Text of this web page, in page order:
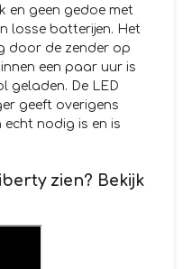
en geen gedoe met
losse batterijen. Het
door de zender op
een paar uur is
geladen. De LED
geeft overigens
nodig is en is
zien? Bekijk